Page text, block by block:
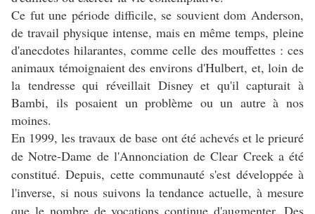
Ce fut une période difficile, se souvient dom Anderson,
de travail physique intense, mais en même temps, pleine
d'anecdotes hilarantes, comme celle des mouffettes : ces
animaux témoignaient des environs d'Hulbert, et, loin de
la tendresse qui réveillait Disney et qu'il capturait à
Bambi, ils posaient un problème ou un autre à nos
moines.
En 1999, les travaux de base ont été achevés et le prieuré
de Notre-Dame de l'Annonciation de Clear Creek a été
constitué. Depuis, cette communauté s'est développée à
l'inverse, si nous suivons la tendance actuelle, à mesure
que le nombre de vocations continue d'augmenter. Des